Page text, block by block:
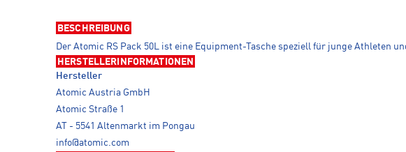
BESCHREIBUNG
Der Atomic RS Pack 50L ist eine Equipment-Tasche speziell für junge Athleten
HERSTELLERINFORMATIONEN
Hersteller
Atomic Austria GmbH
Atomic Straße 1
AT - 5541 Altenmarkt im Pongau
info@atomic.com